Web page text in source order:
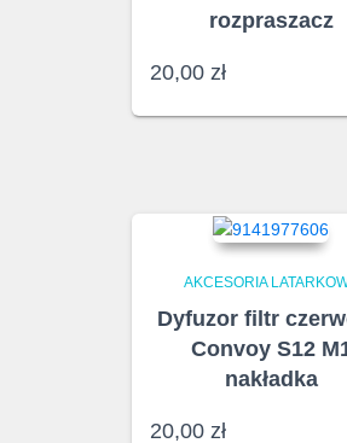
rozpraszacz
20,00 zł
AKCESORIA
Dyfuzor filtr
Convoy S12
nakładka
20,00 zł